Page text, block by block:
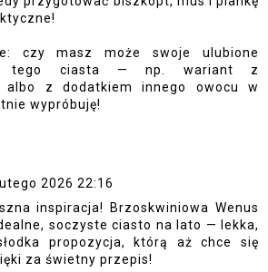
czy masz może swoje ulubione
tego ciasta — np. wariant z
albo z dodatkiem innego owocu w
wypróbuję!
2026 22:16
inspiracja! Brzoskwiniowa Wenus
soczyste ciasto na lato — lekka,
propozycja, którą aż chce się
za świetny przepis!